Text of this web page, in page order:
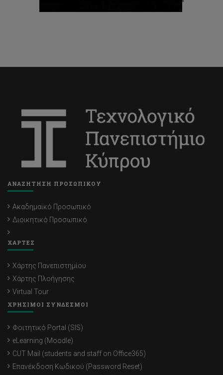
ΑΝΑΖΗΤΗΣΗ ΠΡΟΣΩΠΙΚΟΥ
Ακαδημαϊκό Προσωπικό
Διοικητικό Προσωπικό
ΧΑΡΤΕΣ
Χάρτης Πανεπιστημίου
Χάρτης Πλοήγησης
Virtual Tour
ΧΡΗΣΙΜΟΙ ΣΥΝΔΕΣΜΟΙ
Φοιτητικό Portal (SIS)
eLearning (Moodle)
CUT Mail (students and staff on Office365)
Επανέκδοση Κωδικού (Password Reset)